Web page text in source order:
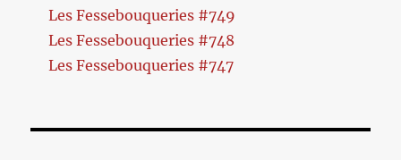
Les Fessebouqueries #749
Les Fessebouqueries #748
Les Fessebouqueries #747